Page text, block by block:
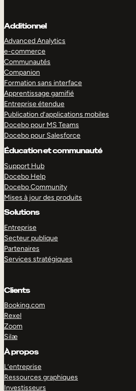
Additionnel
Advanced Analytics
e-commerce
Communautés
Companion
Formation sans interface
Apprentissage gamifié
Entreprise étendue
Publication d’applications mobiles
Docebo pour MS Teams
Docebo pour Salesforce
Éducation et communauté
Support Hub
Docebo Help
Docebo Community
Mises à jour des produits
Solutions
Entreprise
Secteur publique
Partenaires
Services stratégiques
Clients
Booking.com
Rexel
Zoom
Silæ
À propos
L’entreprise
Ressources graphiques
Investisseurs